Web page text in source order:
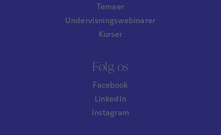
Temaer
Undervisningswebinarer
Kurser
Følg os
Facebook
LinkedIn
Instagram